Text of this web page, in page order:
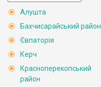
Алушта
Бахчисарайський район
Євпаторія
Керч
Красноперекопський
район